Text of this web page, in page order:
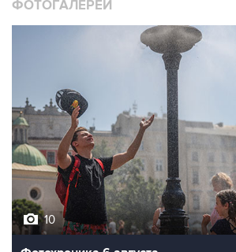
Фотохроника 6 августа